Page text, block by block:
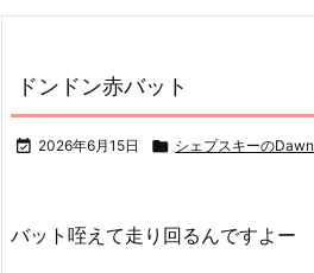
ドンドン赤バット
 2026年6月15日  シェプスキーのDawn
バット咥えて走り回るんですよー